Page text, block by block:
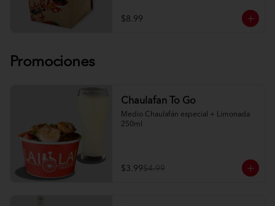
$8.99
Promociones
Chaulafan To Go
Medio Chaulafán especial + Limonada
250ml
$3.99$4.99